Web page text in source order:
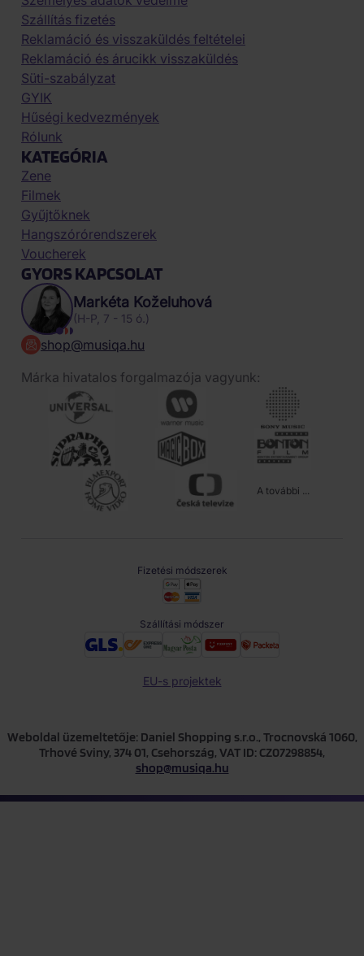
Szállítás fizetés
Reklamáció és visszaküldés feltételei
Reklamáció és árucikk visszaküldés
Süti-szabályzat
GYIK
Hűségi kedvezmények
Rólunk
KATEGÓRIA
Zene
Filmek
Gyűjtőknek
Hangszórórendszerek
Voucherek
GYORS KAPCSOLAT
Markéta Koželuhová
(H-P, 7 - 15 ó.)
shop@musiqa.hu
Márka hivatalos forgalmazója vagyunk:
A további ...
Fizetési módszerek
Szállítási módszer
EU-s projektek
Weboldal üzemeltetője: Daniel Shopping s.r.o., Trocnovská 1060,
Trhové Sviny, 374 01, Csehország, VAT ID: CZ07298854,
shop@musiqa.hu